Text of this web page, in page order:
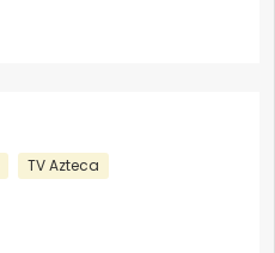
TV Azteca